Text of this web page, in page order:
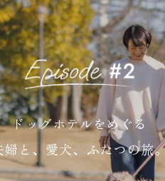
ドッグホテルをめぐる
婦と、愛犬、ふたつの旅